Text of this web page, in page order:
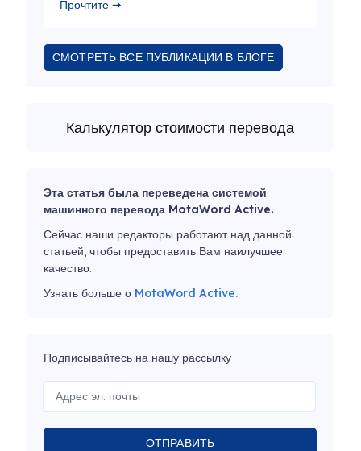
Прочтите ➞
СМОТРЕТЬ ВСЕ ПУБЛИКАЦИИ В БЛОГЕ
Калькулятор стоимости перевода
Эта статья была переведена системой
машинного перевода MotaWord Active.
Сейчас наши редакторы работают над данной
статьей, чтобы предоставить Вам наилучшее
качество.
Узнать больше о MotaWord Active.
Подписывайтесь на нашу рассылку
ОТПРАВИТЬ